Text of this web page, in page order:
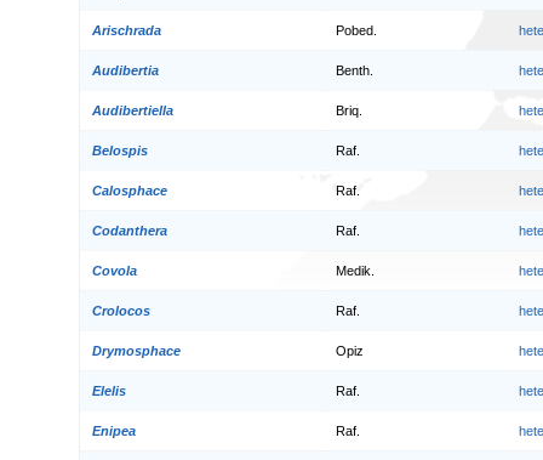
Arischrada Pobed.
Audibertia Benth.
Audibertiella Briq.
Belospis Raf.
Calosphace Raf.
Codanthera Raf.
Covola Medik.
Crolocos Raf.
Drymosphace Opiz
Elelis Raf.
Enipea Raf.